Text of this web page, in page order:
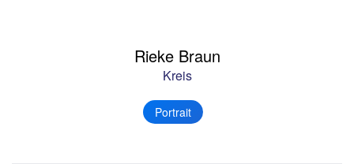
Rieke Braun
Kreis
Portrait